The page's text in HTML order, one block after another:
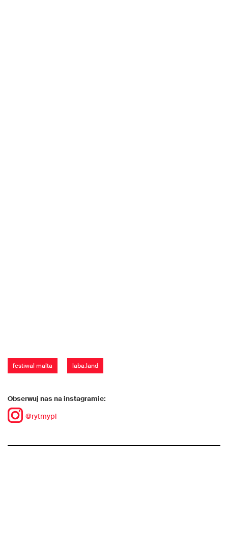
festiwal malta laba.land
Obserwuj nas na instagramie:
@rytmypl